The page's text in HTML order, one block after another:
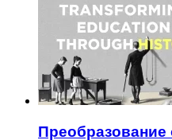
Преобразование